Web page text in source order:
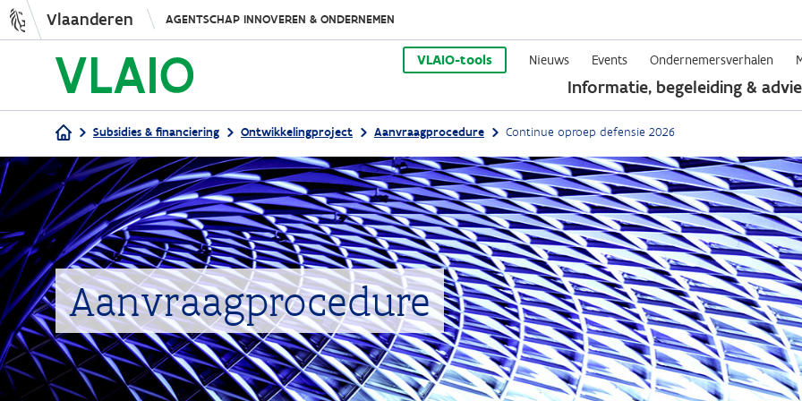
Overslaan
en
naar
de
inhoud
gaan
Vlaanderen AGENTSCHAP INNOVEREN & ONDERNEMEN
VLAIO-tools Nieuws Events Ondernemersverhalen
Informatie, begeleiding &
Kruimelpad
Subsidies & financiering Ontwikkelingproject Aanvraagprocedure Continue oproep defensie 2026
Aanvraagprocedure